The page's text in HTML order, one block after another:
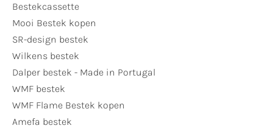
Bestekcassette
Mooi Bestek kopen
SR-design bestek
Wilkens bestek
Dalper bestek - Made in Portugal
WMF bestek
WMF Flame Bestek kopen
Amefa bestek